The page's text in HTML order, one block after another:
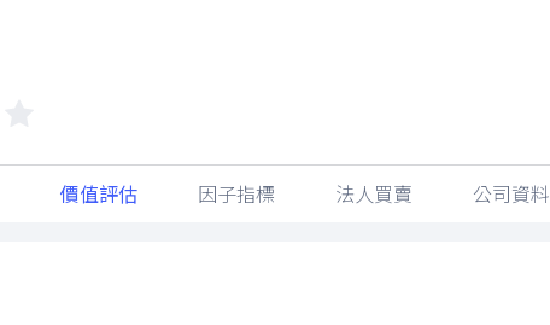
價值評估 因子指標 法人買賣 公司資料